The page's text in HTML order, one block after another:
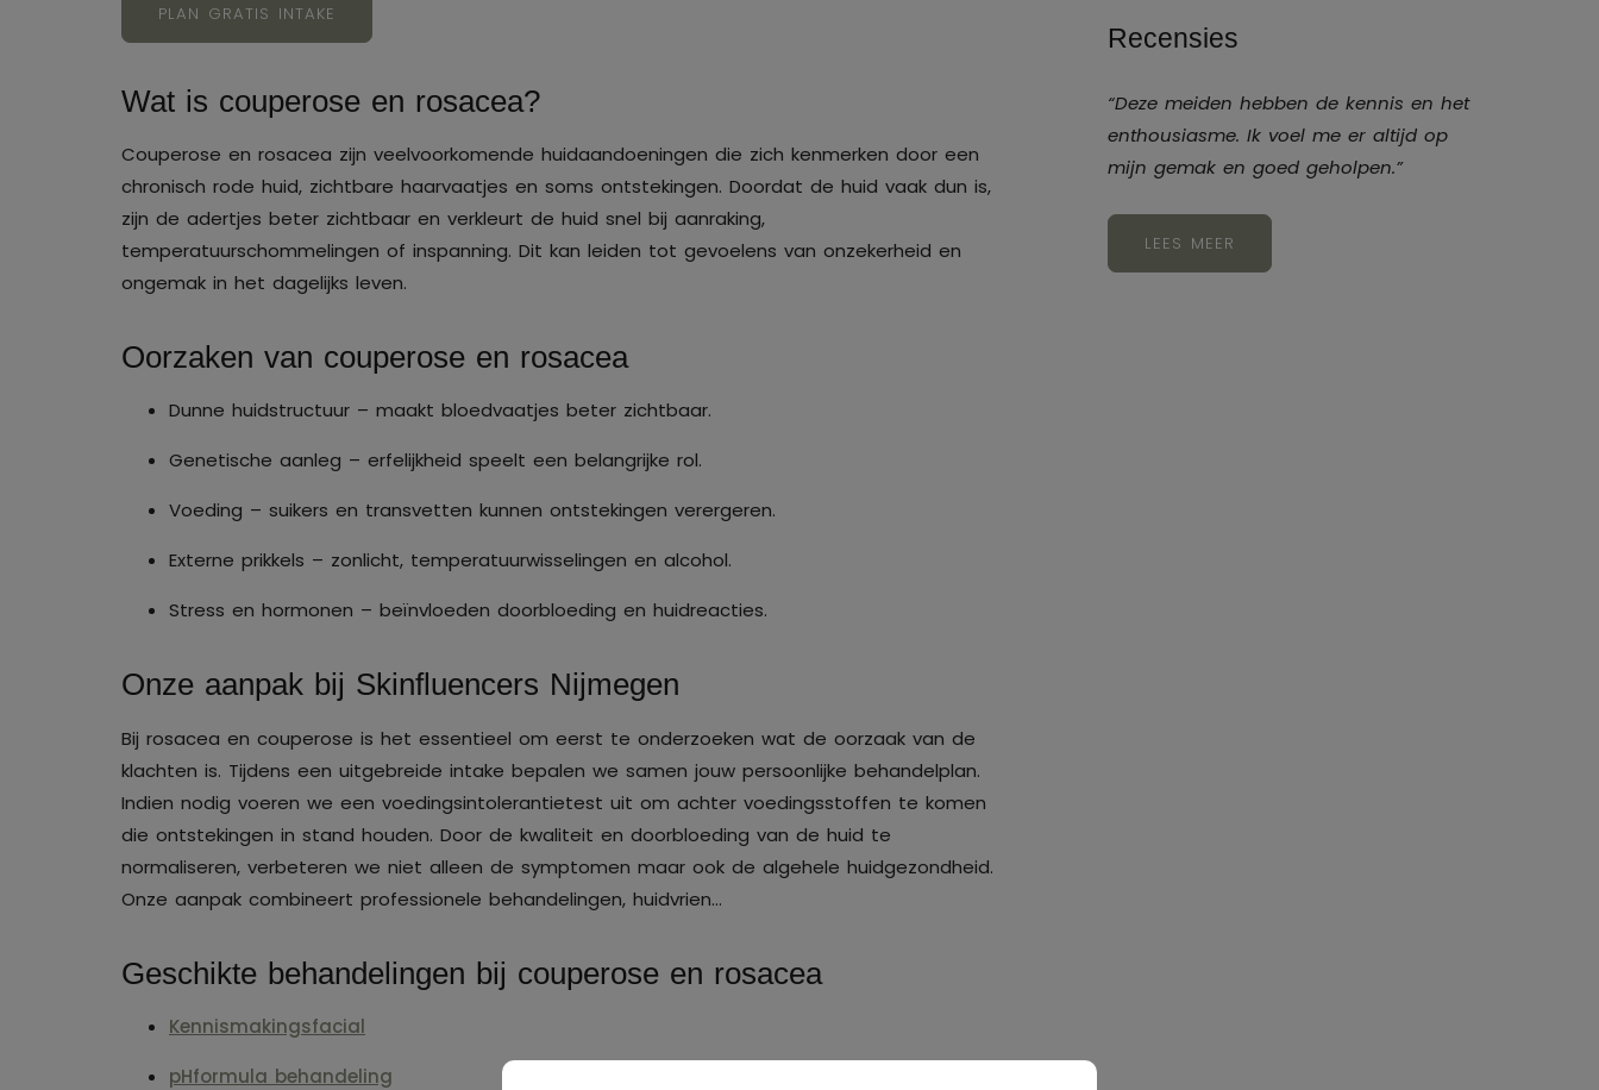
PLAN GRATIS INTAKE
Wat is couperose en rosacea?
Couperose en rosacea zijn veelvoorkomende huidaandoeningen die zich kenmerken door een
chronisch rode huid, zichtbare haarvaatjes en soms ontstekingen. Doordat de huid vaak dun is,
zijn de adertjes beter zichtbaar en verkleurt de huid snel bij aanraking,
temperatuurschommelingen of inspanning. Dit kan leiden tot gevoelens van onzekerheid en
ongemak in het dagelijks leven.
Oorzaken van couperose en rosacea
Dunne huidstructuur – maakt bloedvaatjes beter zichtbaar.
Genetische aanleg – erfelijkheid speelt een belangrijke rol.
Voeding – suikers en transvetten kunnen ontstekingen verergeren.
Externe prikkels – zonlicht, temperatuurwisselingen en alcohol.
Stress en hormonen – beïnvloeden doorbloeding en huidreacties.
Onze aanpak bij Skinfluencers Nijmegen
Bij rosacea en couperose is het essentieel om eerst te onderzoeken wat de oorzaak van de
klachten is. Tijdens een uitgebreide intake bepalen we samen jouw persoonlijke behandelplan.
Indien nodig voeren we een voedingsintolerantietest uit om achter voedingsstoffen te komen
die ontstekingen in stand houden. Door de kwaliteit en doorbloeding van de huid te
normaliseren, verbeteren we niet alleen de symptomen maar ook de algehele huidgezondheid.
Onze aanpak combineert professionele behandelingen, huidvrien…
Geschikte behandelingen bij couperose en rosacea
Kennismakingsfacial
pHformula behandeling
Recensies
“Deze meiden hebben de kennis en het
enthousiasme. Ik voel me er altijd op
mijn gemak en goed geholpen.”
LEES MEER